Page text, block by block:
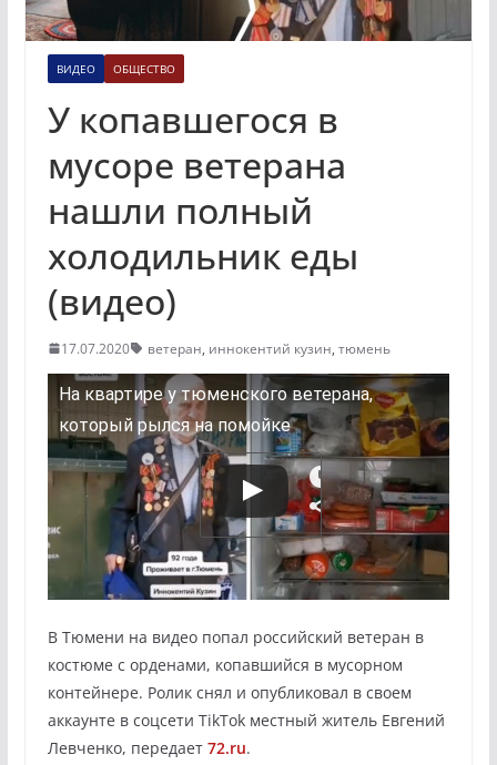
ВИДЕО ОБЩЕСТВО
У копавшегося в
мусоре ветерана
нашли полный
холодильник еды
(видео)
17.07.2020 ветеран, иннокентий кузин, тюмень
На квартире у тюменского ветерана,
который рылся на помойке
В Тюмени на видео попал российский ветеран в
костюме с орденами, копавшийся в мусорном
контейнере. Ролик снял и опубликовал в своем
аккаунте в соцсети TikTok местный житель Евгений
Левченко, передает 72.ru.